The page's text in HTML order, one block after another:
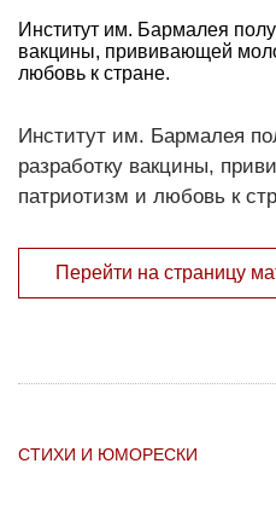
Институт им. Бармалея
вакцины, прививающей
любовь к стране.
Институт им. Бармалея
разработку вакцины,
патриотизм и любовь к
Перейти на страницу
СТИХИ И ЮМОРЕСКИ